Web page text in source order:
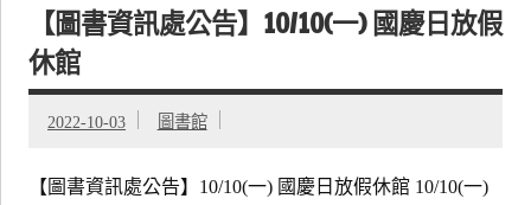
【圖書資訊處公告】10/10(一) 國慶日放假
休館
2022-10-03 圖書館
【圖書資訊處公告】10/10(一) 國慶日放假休館 10/10(一)